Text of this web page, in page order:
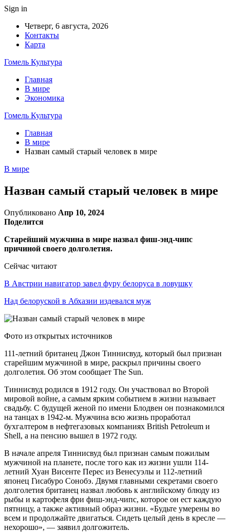
Sign in
Четверг, 6 августа, 2026
Контакты
Карта
Гомель Культура
Главная
В мире
Экономика
Гомель Культура
Главная
В мире
Назван самый старый человек в мире
В мире
Назван самый старый человек в мире
Опубликовано Апр 10, 2024
Поделится
Старейший мужчина в мире назвал фиш-энд-чипс
причиной своего долголетия.
Сейчас читают
В Австрии навигатор завел фуру белоруса в ловушку
Над белоруской в Абхазии издевался муж
Фото из открытых источников
111-летний британец Джон Тиннисвуд, который был признан
старейшим мужчиной в мире, раскрыл причины своего
долголетия. Об этом сообщает The Sun.
Тиннисвуд родился в 1912 году. Он участвовал во Второй
мировой войне, а самым ярким событием в жизни называет
свадьбу. С будущей женой по имени Блодвен он познакомился
на танцах в 1942-м. Мужчина всю жизнь проработал
бухгалтером в нефтегазовых компаниях British Petroleum и
Shell, а на пенсию вышел в 1972 году.
В начале апреля Тиннисвуд был признан самым пожилым
мужчиной на планете, после того как из жизни ушли 114-
летний Хуан Висенте Перес из Венесуэлы и 112-летний
японец Гисабуро Сонобэ. Двумя главными секретами своего
долголетия британец назвал любовь к английскому блюду из
рыбы и картофеля фри фиш-энд-чипс, которое он ест каждую
пятницу, а также активный образ жизни. «Будьте умерены во
всем и продолжайте двигаться. Сидеть целый день в кресле —
нехорошо», — заявил долгожитель.